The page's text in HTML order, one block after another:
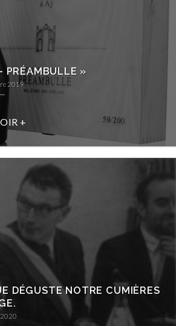
PRÉAMBULLE »
2019
+
DÉGUSTE NOTRE CUMIÈRES